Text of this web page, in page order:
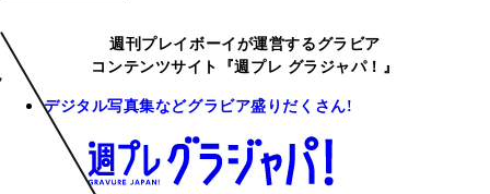
週刊プレイボーイが運営するグラビア
コンテンツサイト『週プレ グラジャパ！』
デジタル写真集などグラビア盛りだくさん!